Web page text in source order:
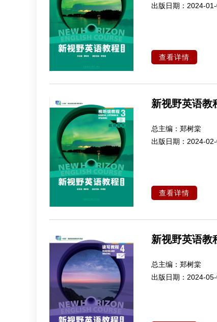
出版日期： 2024-01-
查看详情
新视野英语教
总主编： 郑树棠
出版日期： 2024-02-
查看详情
新视野英语教
总主编： 郑树棠
出版日期： 2024-05-